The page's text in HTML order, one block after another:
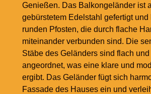
Genießen. Das Balkongeländer ist
gebürstetem Edelstahl gefertigt und
runden Pfosten, die durch flache
miteinander verbunden sind. Die
Stäbe des Geländers sind flach und
angeordnet, was eine klare und
ergibt. Das Geländer fügt sich
Fassade des Hauses ein und